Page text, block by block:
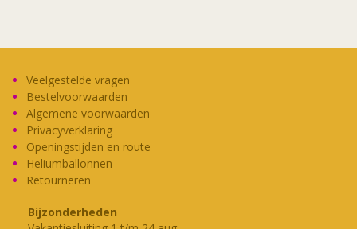
Veelgestelde vragen
Bestelvoorwaarden
Algemene voorwaarden
Privacyverklaring
Openingstijden en route
Heliumballonnen
Retourneren
Bijzonderheden